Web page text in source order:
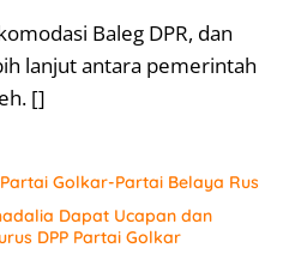
Baleg DPR, dan
lanjut antara pemerintah
[]
Golkar-Partai Belaya Rus
Dapat Ucapan dan
DPP Partai Golkar